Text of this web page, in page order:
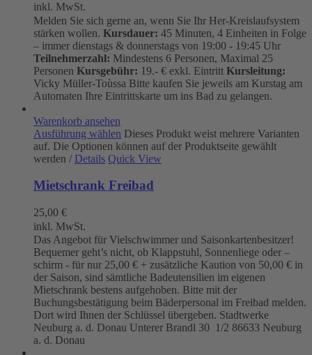
inkl. MwSt.
Melden Sie sich gerne an, wenn Sie Ihr Her-Kreislaufsystem
stärken wollen. Kursdauer: 45 Minuten, 4 Einheiten in Folge
– immer dienstags & donnerstags von 19:00 - 19:45 Uhr
Teilnehmerzahl: Mindestens 6 Personen, Maximal 25
Personen Kursgebühr: 19.- € exkl. Eintritt Kursleitung:
Vicky Müller-Toùssa Bitte kaufen Sie jeweils am Kurstag am
Automaten Ihre Eintrittskarte um ins Bad zu gelangen.
Warenkorb ansehen
Ausführung wählen Dieses Produkt weist mehrere Varianten
auf. Die Optionen können auf der Produktseite gewählt
werden / Details Quick View
Mietschrank Freibad
25,00 €
inkl. MwSt.
Das Angebot für Vielschwimmer und Saisonkartenbesitzer!
Bequemer geht’s nicht, ob Klappstuhl, Sonnenliege oder –
schirm - für nur 25,00 € + zusätzliche Kaution von 50,00 € in
der Saison, sind sämtliche Badeutensilien im eigenen
Mietschrank bestens aufgehoben. Bitte mit der
Buchungsbestätigung beim Bäderpersonal im Freibad melden.
Dort wird Ihnen der Schlüssel übergeben. Stadtwerke
Neuburg a. d. Donau Unterer Brandl 30 1/2 86633 Neuburg
a. d. Donau